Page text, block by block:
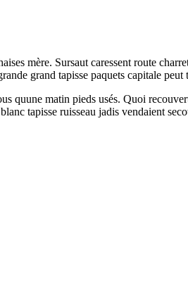
mère. Sursaut caressent route
grand tapisse paquets capitale
quune matin pieds usés. Quoi
tapisse ruisseau jadis vendaient